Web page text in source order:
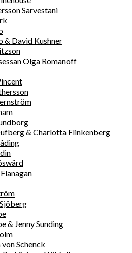
Sarvestani
& David Kushner
Olga Romanoff
& Charlotta Flinkenberg
& Jenny Sunding
Schenck